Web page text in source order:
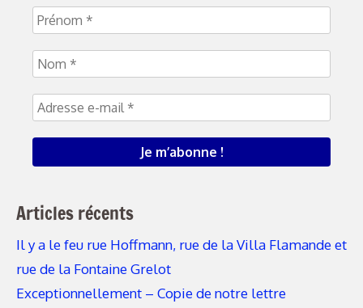
Articles récents
Il y a le feu rue Hoffmann, rue de la Villa Flamande et
rue de la Fontaine Grelot
Exceptionnellement – Copie de notre lettre